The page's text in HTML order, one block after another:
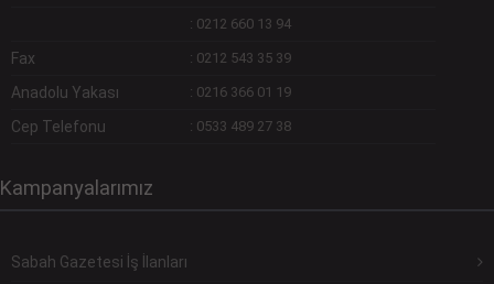
: 0212 660 13 94
Fax : 0212 543 35 39
Anadolu Yakası : 0216 366 01 19
Cep Telefonu : 0533 489 27 38
Kampanyalarımız
Sabah Gazetesi İş İlanları